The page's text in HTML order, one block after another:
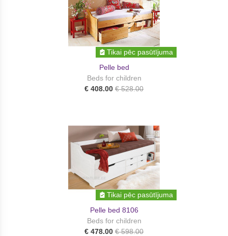
Tikai pēc pasūtījuma
Pelle bed
Beds for children
€ 408.00 € 528.00
Tikai pēc pasūtījuma
Pelle bed 8106
Beds for children
€ 478.00 € 598.00